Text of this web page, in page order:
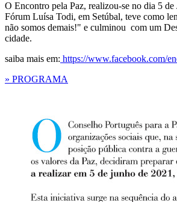
O Encontro pela Paz, realizou-se no dia 5
Fórum Luísa Todi, em Setúbal, teve como
não somos demais!" e culminou com um
cidade.
saiba mais em: https://www.facebook.com/
» PROGRAMA